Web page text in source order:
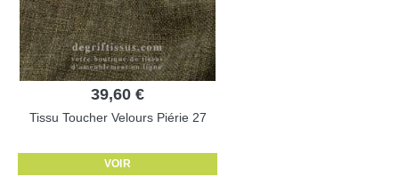
39,60 €
Tissu Toucher Velours Piérie 27
VOIR